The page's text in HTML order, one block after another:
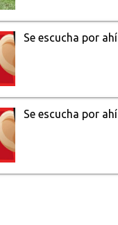
Se escucha por ahí
Se escucha por ahí